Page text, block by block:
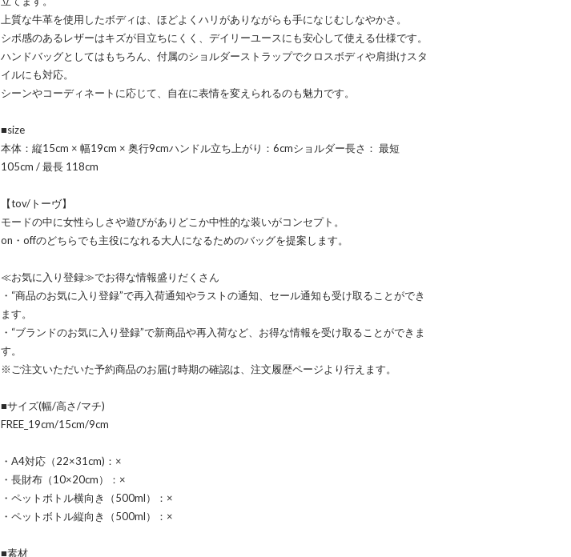
上質な牛革を使用したボディは、ほどよくハリがありながらも手になじむしなやかさ。
シボ感のあるレザーはキズが目立ちにくく、デイリーユースにも安心して使える仕様です。
ハンドバッグとしてはもちろん、付属のショルダーストラップでクロスボディや肩掛けスタ
イルにも対応。
シーンやコーディネートに応じて、自在に表情を変えられるのも魅力です。
■size
本体：縦15cm × 幅19cm × 奥行9cmハンドル立ち上がり：6cmショルダー長さ： 最短
105cm / 最長 118cm
【tov/トーヴ】
モードの中に女性らしさや遊びがありどこか中性的な装いがコンセプト。
on・offのどちらでも主役になれる大人になるためのバッグを提案します。
≪お気に入り登録≫でお得な情報盛りだくさん
・“商品のお気に入り登録”で再入荷通知やラストの通知、セール通知も受け取ることができ
ます。
・“ブランドのお気に入り登録”で新商品や再入荷など、お得な情報を受け取ることができま
す。
※ご注文いただいた予約商品のお届け時期の確認は、注文履歴ページより行えます。
■サイズ(幅/高さ/マチ)
FREE_19cm/15cm/9cm
・A4対応（22×31cm)：×
・長財布（10×20cm）：×
・ペットボトル横向き（500ml）：×
・ペットボトル縦向き（500ml）：×
■素材